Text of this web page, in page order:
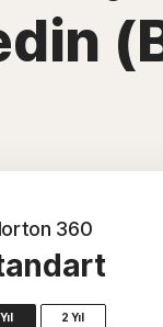
360
2 Yıl